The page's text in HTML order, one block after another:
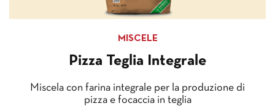
MISCELE
Pizza Teglia Integrale
Miscela con farina integrale per la produzione di
pizza e focaccia in teglia